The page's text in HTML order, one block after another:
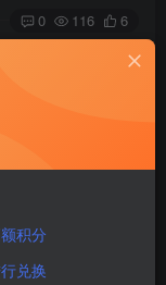
0 116 6
登录购买
已售 1
积分
兑换